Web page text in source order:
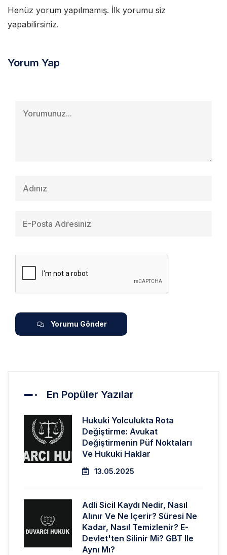
Henüz yorum yapılmamış. İlk yorumu siz
yapabilirsiniz.
Yorum Yap
Yorumu Gönder
En Popüler Yazılar
Hukuki Yolculukta Rota
Değiştirme: Avukat
Değiştirmenin Püf Noktaları
Ve Hukuki Haklar
13.05.2025
Adli Sicil Kaydı Nedir, Nasıl
Alınır Ve Ne Içerir? Süresi Ne
Kadar, Nasıl Temizlenir? E-
Devlet'ten Silinir Mi? GBT Ile
Aynı Mı?